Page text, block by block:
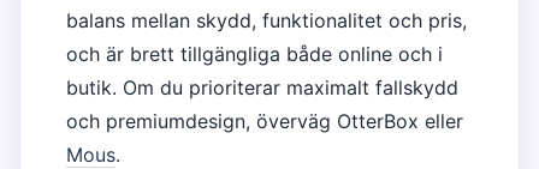
balans mellan skydd, funktionalitet och pris,
och är brett tillgängliga både online och i
butik. Om du prioriterar maximalt fallskydd
och premiumdesign, överväg OtterBox eller
Mous.